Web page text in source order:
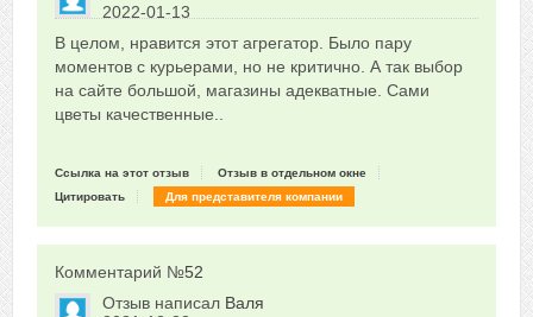
2022-01-13
0
Сказать друзьям об отзыве
В целом, нравится этот агрегатор. Было пару
моментов с курьерами, но не критично. А так выбор
на сайте большой, магазины адекватные. Сами
цветы качественные..
Ссылка на этот отзыв
Отзыв в отдельном окне
Цитировать
Для представителя компании
Комментарий №52
Отзыв написал Валя